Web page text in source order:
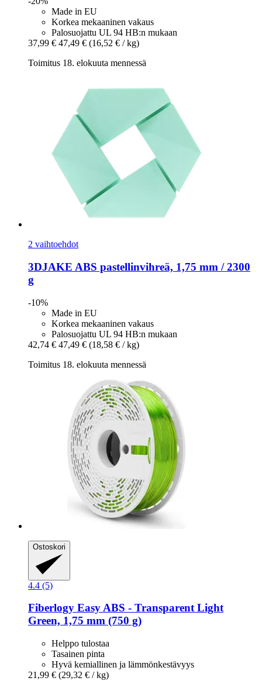
Made in EU
Korkea mekaaninen vakaus
Palosuojattu UL 94 HB:n mukaan
37,99 € 47,49 € (16,52 € / kg)
Toimitus 18. elokuuta mennessä
2 vaihtoehdot
3DJAKE ABS pastellinvihreä, 1,75 mm / 2300
g
-10%
Made in EU
Korkea mekaaninen vakaus
Palosuojattu UL 94 HB:n mukaan
42,74 € 47,49 € (18,58 € / kg)
Toimitus 18. elokuuta mennessä
Ostoskori
4.4 (5)
Fiberlogy Easy ABS -​ Transparent Light
Green, 1,75 mm (750 g)
Helppo tulostaa
Tasainen pinta
Hyvä kemiallinen ja lämmönkestävyys
21,99 € (29,32 € / kg)